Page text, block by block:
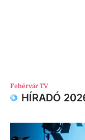
Fehérvár TV
HÍRADÓ